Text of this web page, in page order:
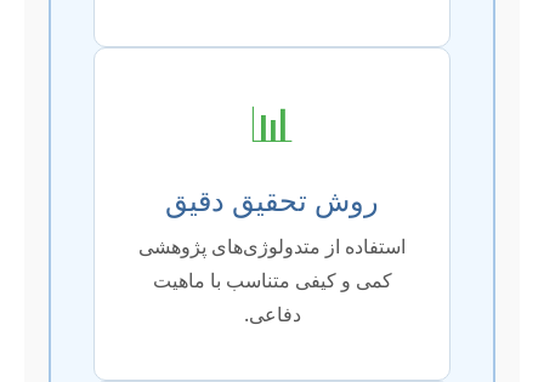
📊
روش تحقیق دقیق
استفاده از متدولوژی‌های پژوهشی
کمی و کیفی متناسب با ماهیت
دفاعی.